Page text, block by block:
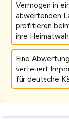
Vermögen in
abwertenden
profitieren
ihre
Eine
verteuert
für deutsche